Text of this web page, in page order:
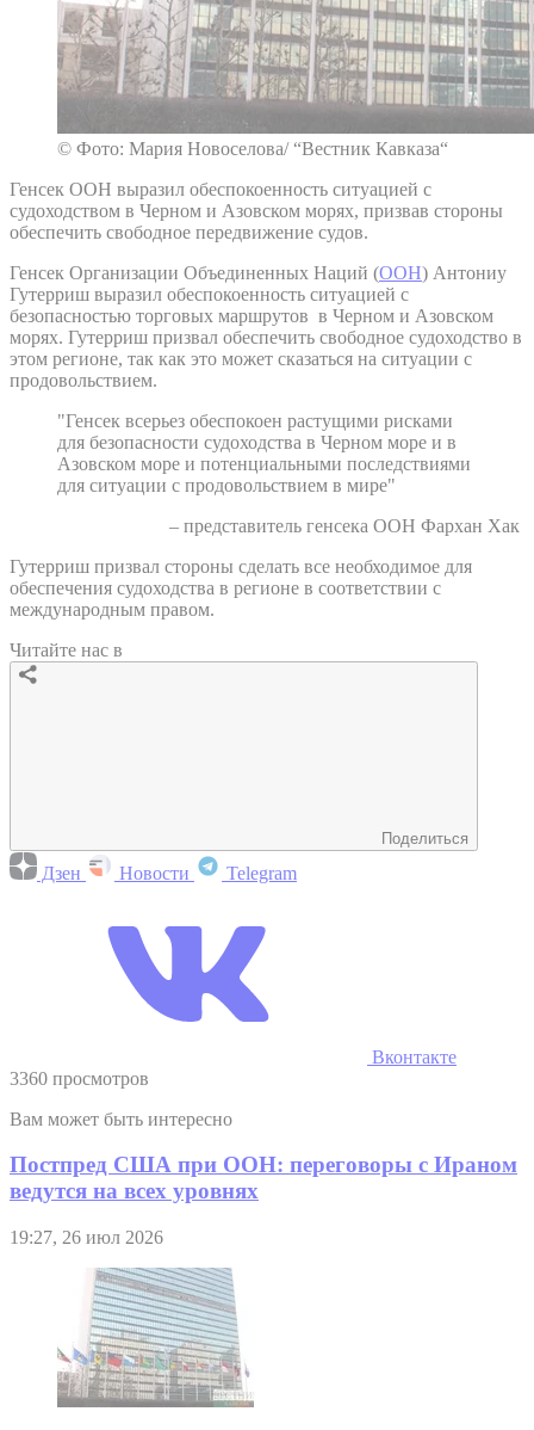
© Фото: Мария Новоселова/ “Вестник Кавказа“
Генсек ООН выразил обеспокоенность ситуацией с
судоходством в Черном и Азовском морях, призвав стороны
обеспечить свободное передвижение судов.
Генсек Организации Объединенных Наций (ООН) Антониу
Гутерриш выразил обеспокоенность ситуацией с
безопасностью торговых маршрутов в Черном и Азовском
морях. Гутерриш призвал обеспечить свободное судоходство в
этом регионе, так как это может сказаться на ситуации с
продовольствием.
"Генсек всерьез обеспокоен растущими рисками
для безопасности судоходства в Черном море и в
Азовском море и потенциальными последствиями
для ситуации с продовольствием в мире"
– представитель генсека ООН Фархан Хак
Гутерриш призвал стороны сделать все необходимое для
обеспечения судоходства в регионе в соответствии с
международным правом.
Читайте нас в
Поделиться
Дзен Новости Telegram
Вконтакте
3360 просмотров
Вам может быть интересно
Постпред США при ООН: переговоры с Ираном
ведутся на всех уровнях
19:27, 26 июл 2026